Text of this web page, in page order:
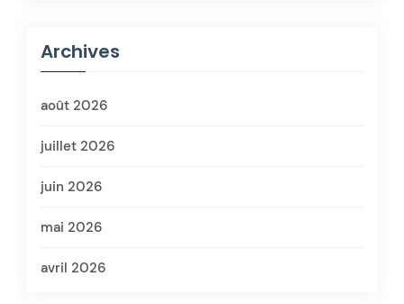
Archives
août 2026
juillet 2026
juin 2026
mai 2026
avril 2026